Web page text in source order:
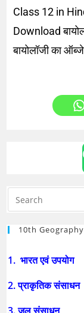
Class 12 in
Download
बायोलॉजी का
10th
1. भारत एवं उपयोग
2. प्राकृतिक संसाधन